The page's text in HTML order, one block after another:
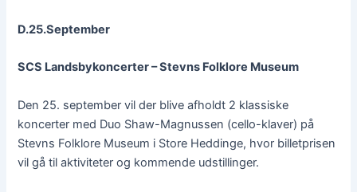
D.25.September
SCS Landsbykoncerter – Stevns Folklore Museum
Den 25. september vil der blive afholdt 2 klassiske
koncerter med Duo Shaw-Magnussen (cello-klaver) på
Stevns Folklore Museum i Store Heddinge, hvor billetprisen
vil gå til aktiviteter og kommende udstillinger.